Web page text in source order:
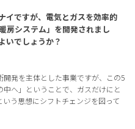
イですが、電気とガスを効率的
房システム」を開発されまし
いでしょうか？
発を主体とした事業ですが、この5
へ」ということで、ガスだけにと
う思想にシフトチェンジを図って